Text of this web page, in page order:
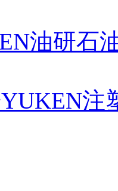
油研石
注